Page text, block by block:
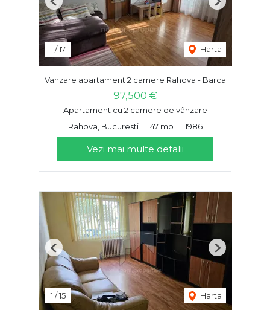
1 /17 Harta
Previous Next
Vanzare apartament 2 camere Rahova - Barca
97,500 €
Apartament cu 2 camere de vânzare
Rahova, Bucuresti
47 mp 1986
Vezi mai multe detalii
1 /15 Harta
Previous Next